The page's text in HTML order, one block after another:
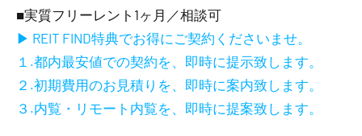
■実質フリーレント1ヶ月／相談可
▶ REIT FIND特典でお得にご契約くださいませ。
１.都内最安値での契約を、即時に提示致します。
２.初期費用のお見積りを、即時に案内致します。
３.内覧・リモート内覧を、即時に提案致します。